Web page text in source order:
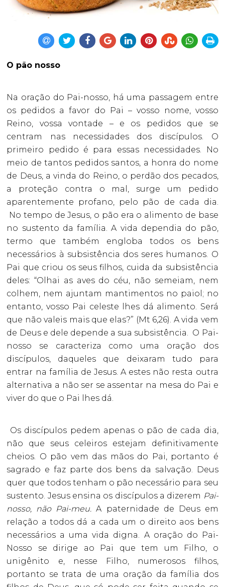
O pão nosso
Na oração do Pai-nosso, há uma passagem entre
os pedidos a favor do Pai – vosso nome, vosso
Reino, vossa vontade – e os pedidos que se
centram nas necessidades dos discípulos. O
primeiro pedido é para essas necessidades. No
meio de tantos pedidos santos, a honra do nome
de Deus, a vinda do Reino, o perdão dos pecados,
a proteção contra o mal, surge um pedido
aparentemente profano, pelo pão de cada dia.
No tempo de Jesus, o pão era o alimento de base
no sustento da família. A vida dependia do pão,
termo que também engloba todos os bens
necessários à subsistência dos seres humanos. O
Pai que criou os seus filhos, cuida da subsistência
deles: “Olhai as aves do céu, não semeiam, nem
colhem, nem ajuntam mantimentos no paiol; no
entanto, vosso Pai celeste lhes dá alimento. Será
que não valeis mais que elas?” (Mt 6,26). A vida vem
de Deus e dele depende a sua subsistência. O Pai-
nosso se caracteriza como uma oração dos
discípulos, daqueles que deixaram tudo para
entrar na família de Jesus. A estes não resta outra
alternativa a não ser se assentar na mesa do Pai e
viver do que o Pai lhes dá.
Os discípulos pedem apenas o pão de cada dia,
não que seus celeiros estejam definitivamente
cheios. O pão vem das mãos do Pai, portanto é
sagrado e faz parte dos bens da salvação. Deus
quer que todos tenham o pão necessário para seu
sustento. Jesus ensina os discípulos a dizerem Pai-
nosso, não Pai-meu.A paternidade de Deus em
relação a todos dá a cada um o direito aos bens
necessários a uma vida digna. A oração do Pai-
Nosso se dirige ao Pai que tem um Filho, o
unigênito e, nesse Filho, numerosos filhos,
portanto se trata de uma oração da família dos